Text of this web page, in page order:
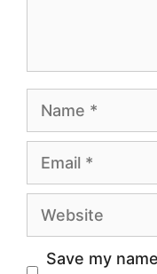
Name
Email
Website
Save my